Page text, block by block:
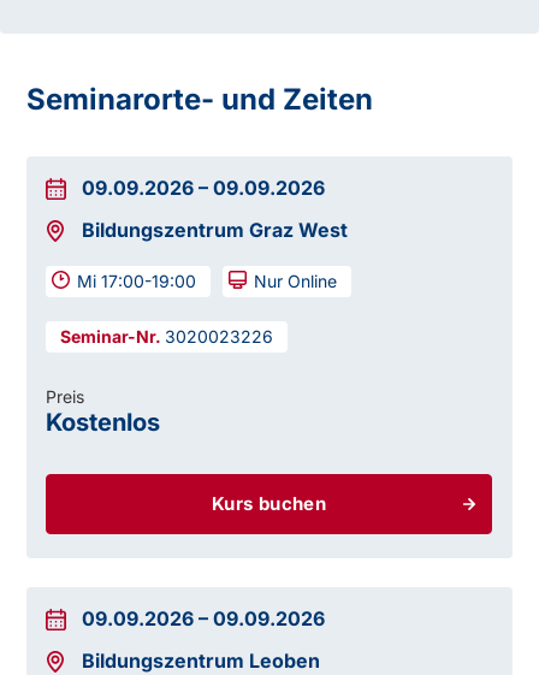
Seminarorte- und Zeiten
09.09.2026 –09.09.2026
Bildungszentrum Graz West
Mi 17:00-19:00 Nur Online
3020023226
Kurs buchen
Preis
Kostenlos
09.09.2026 –09.09.2026
Bildungszentrum Leoben